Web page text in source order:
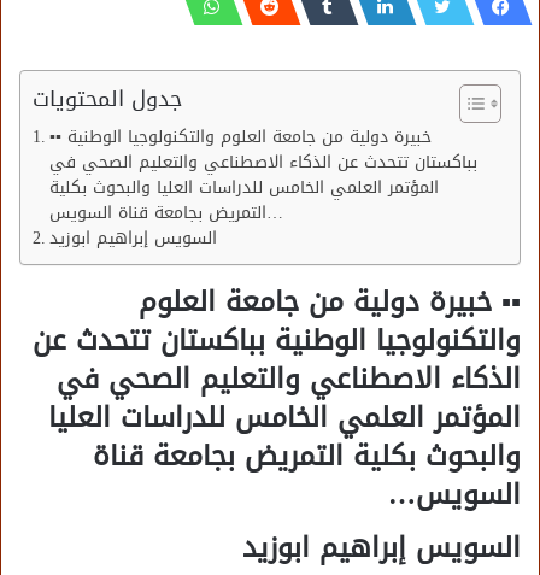
جدول المحتويات
▪︎▪︎ خبيرة دولية من جامعة العلوم والتكنولوجيا الوطنية
بباكستان تتحدث عن الذكاء الاصطناعي والتعليم الصحي في
المؤتمر العلمي الخامس للدراسات العليا والبحوث بكلية
التمريض بجامعة قناة السويس…
السويس إبراهيم ابوزيد
▪︎▪︎ خبيرة دولية من جامعة العلوم
والتكنولوجيا الوطنية بباكستان تتحدث عن
الذكاء الاصطناعي والتعليم الصحي في
المؤتمر العلمي الخامس للدراسات العليا
والبحوث بكلية التمريض بجامعة قناة
السويس…
السويس إبراهيم ابوزيد